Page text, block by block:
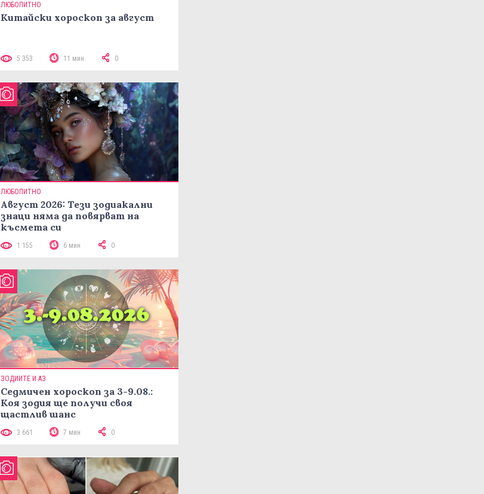
ЛЮБОПИТНО
Китайски хороскоп за август
5 353 11 мин 0
ЛЮБОПИТНО
Август 2026: Тези зодиакални
знаци няма да повярват на
късмета си
1 155 6 мин 0
ЗОДИИТЕ И АЗ
Седмичен хороскоп за 3-9.08.:
Коя зодия ще получи своя
щастлив шанс
3 661 7 мин 0